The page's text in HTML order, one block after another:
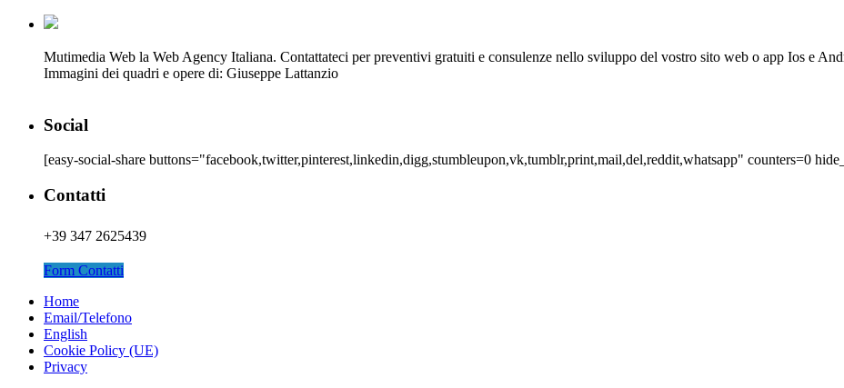
Mutimedia Web la Web Agency Italiana. Contattateci per preventivi gratuiti e consulenze nello sviluppo del vostro sito web o app Ios e
Immagini dei quadri e opere di: Giuseppe Lattanzio
Social
[easy-social-share buttons="facebook,twitter,pinterest,linkedin,digg,stumbleupon,vk,tumblr,print,mail,del,reddit,whatsapp" counters=0
Contatti
+39 347 2625439
Form Contatti
Home
Email/Telefono
English
Cookie Policy (UE)
Privacy